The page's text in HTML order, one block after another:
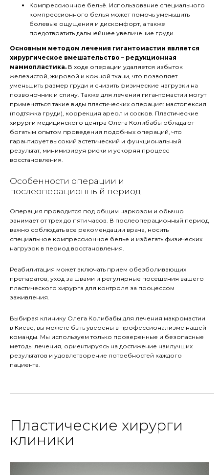
Компрессионное бельё. Использование специального
компрессионного белья может помочь уменьшить
болевые ощущения и дискомфорт, а также
предотвратить дальнейшее увеличение груди.
Основным методом лечения гигантомастии является
хирургическое вмешательство – редукционная
маммопластика. В ходе операции удаляется избыток
железистой, жировой и кожной ткани, что позволяет
уменьшить размер груди и снизить физические нагрузки на
позвоночник и спину. Также для лечения гигантомастии могут
применяться такие виды пластических операция: мастопексия
(подтяжка груди), коррекция ареол и сосков. Пластические
хирурги медицинского центра Олега Колибабы обладают
богатым опытом проведения подобных операций, что
гарантирует высокий эстетический и функциональный
результат, минимизируя риски и ускоряя процесс
восстановления.
Особенности операции и
послеоперационный период
Операция проводится под общим наркозом и обычно
занимает от трех до пяти часов. В послеоперационный период
важно соблюдать все рекомендации врача, носить
специальное компрессионное белье и избегать физических
нагрузок в период восстановления.
Реабилитация может включать прием обезболивающих
препаратов, уход за швами и регулярные посещения вашего
пластического хирурга для контроля за процессом
заживления.
Выбирая клинику Олега Колибабы для лечения макромастии
в Киеве, вы можете быть уверены в профессионализме нашей
команды. Мы используем только проверенные и безопасные
методы лечения, ориентируясь на достижение наилучших
результатов и удовлетворение потребностей каждого
пациента.
Пластические хирурги
клиники